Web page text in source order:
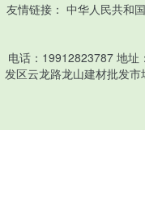
友情链接： 中华人民共和
电话：19912823787 地址
发区云龙路龙山建材批发